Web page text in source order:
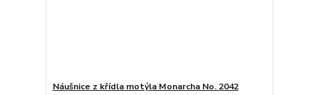
Náušnice z křídla motýla Monarcha No. 2042